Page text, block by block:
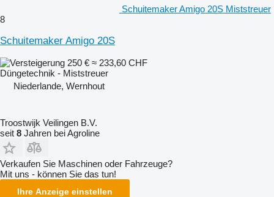
Schuitemaker Amigo 20S Miststreuer
8
Schuitemaker Amigo 20S
250 € ≈ 233,60 CHF
Düngetechnik - Miststreuer
Niederlande, Wernhout
Troostwijk Veilingen B.V.
seit 8 Jahren bei Agroline
Verkaufen Sie Maschinen oder Fahrzeuge?
Mit uns - können Sie das tun!
Ihre Anzeige einstellen